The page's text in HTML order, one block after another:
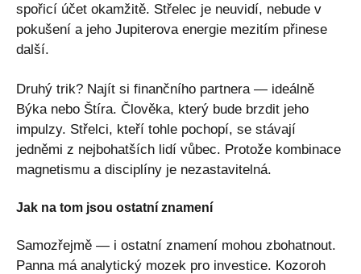
spořicí účet okamžitě. Střelec je neuvidí, nebude v
pokušení a jeho Jupiterova energie mezitím přinese
další.
Druhý trik? Najít si finančního partnera — ideálně
Býka nebo Štíra. Člověka, který bude brzdit jeho
impulzy. Střelci, kteří tohle pochopí, se stávají
jedněmi z nejbohatších lidí vůbec. Protože kombinace
magnetismu a disciplíny je nezastavitelná.
Jak na tom jsou ostatní znamení
Samozřejmě — i ostatní znamení mohou zbohatnout.
Panna má analytický mozek pro investice. Kozoroh